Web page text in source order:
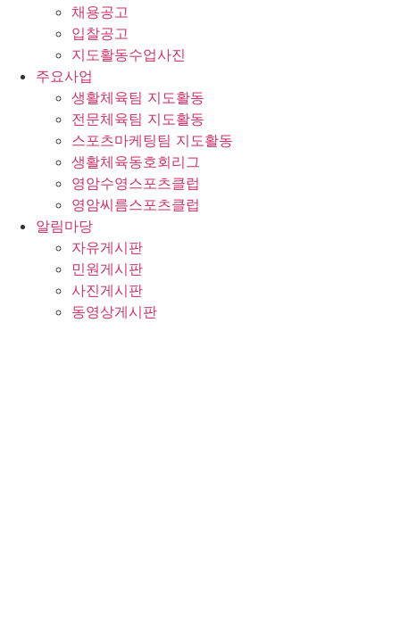
채용공고
입찰공고
지도활동수업사진
주요사업
생활체육팀 지도활동
전문체육팀 지도활동
스포츠마케팅팀 지도활동
생활체육동호회리그
영암수영스포츠클럽
영암씨름스포츠클럽
알림마당
자유게시판
민원게시판
사진게시판
동영상게시판